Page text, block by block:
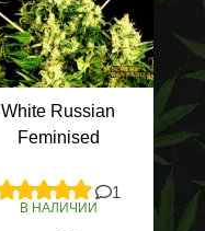
White Russian
Feminised
1
В НАЛИЧИИ